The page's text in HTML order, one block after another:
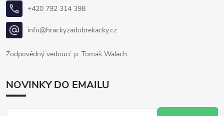
+420 792 314 398
info@hrackyzadobrekacky.cz
Zodpovědný vedoucí: p. Tomáš Walach
NOVINKY DO EMAILU